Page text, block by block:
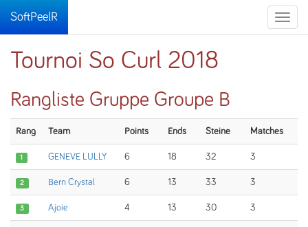
Toggle
SoftPeelR
Tournoi So Curl 2018
Rangliste Gruppe Groupe B
Rang Team Points Ends Steine Matches
1 GENEVE LULLY 6 18 32 3
2 Bern Crystal 6 13 33 3
3 Ajoie 4 13 30 3